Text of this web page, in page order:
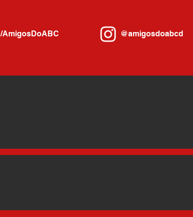
/AmigosDoABC @amigosdoabcd